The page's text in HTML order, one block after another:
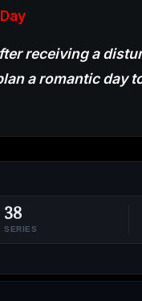
receiving a
a romantic day
38
SERIES